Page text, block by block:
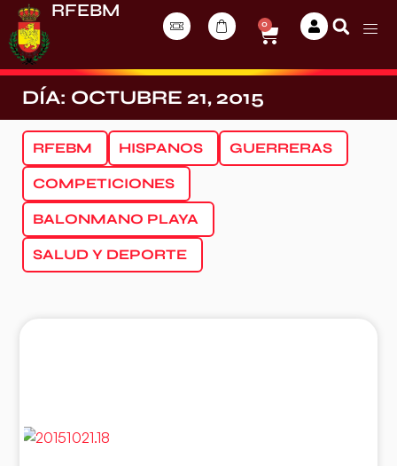
RFEBM
0
DÍA: OCTUBRE 21, 2015
RFEBM HISPANOS GUERRERAS
COMPETICIONES
BALONMANO PLAYA
SALUD Y DEPORTE